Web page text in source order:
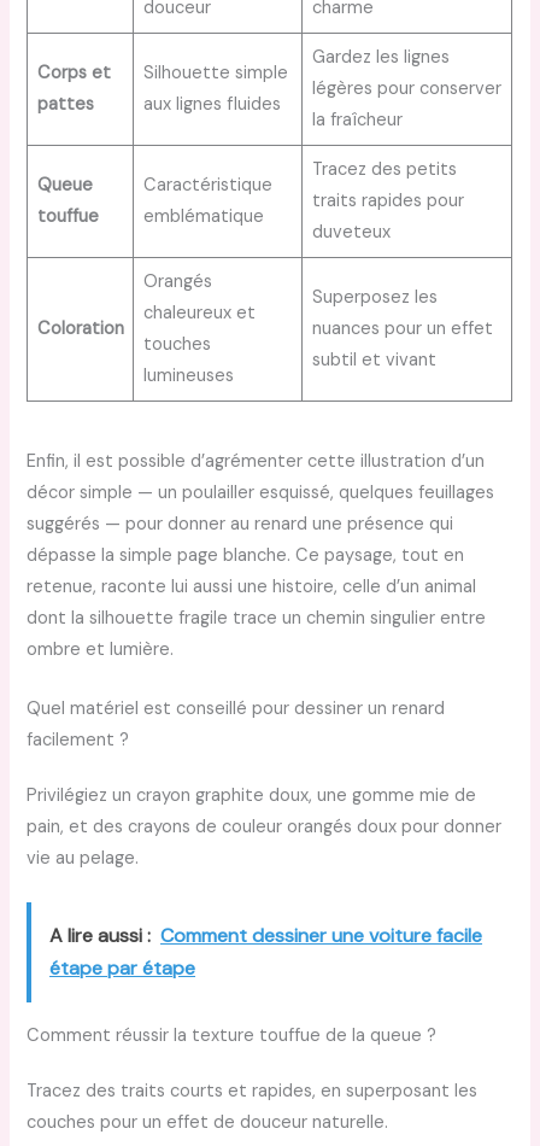
douceur charme
Corps et
pattes
Silhouette simple
aux lignes fluides
Gardez les lignes
légères pour conserver
la fraîcheur
Queue
touffue
Caractéristique
emblématique
Tracez des petits
traits rapides pour
duveteux
Coloration
Orangés
chaleureux et
touches
lumineuses
Superposez les
nuances pour un effet
subtil et vivant
Enfin, il est possible d’agrémenter cette illustration d’un
décor simple — un poulailler esquissé, quelques feuillages
suggérés — pour donner au renard une présence qui
dépasse la simple page blanche. Ce paysage, tout en
retenue, raconte lui aussi une histoire, celle d’un animal
dont la silhouette fragile trace un chemin singulier entre
ombre et lumière.
Quel matériel est conseillé pour dessiner un renard
facilement ?
Privilégiez un crayon graphite doux, une gomme mie de
pain, et des crayons de couleur orangés doux pour donner
vie au pelage.
A lire aussi : Comment dessiner une voiture facile
étape par étape
Comment réussir la texture touffue de la queue ?
Tracez des traits courts et rapides, en superposant les
couches pour un effet de douceur naturelle.